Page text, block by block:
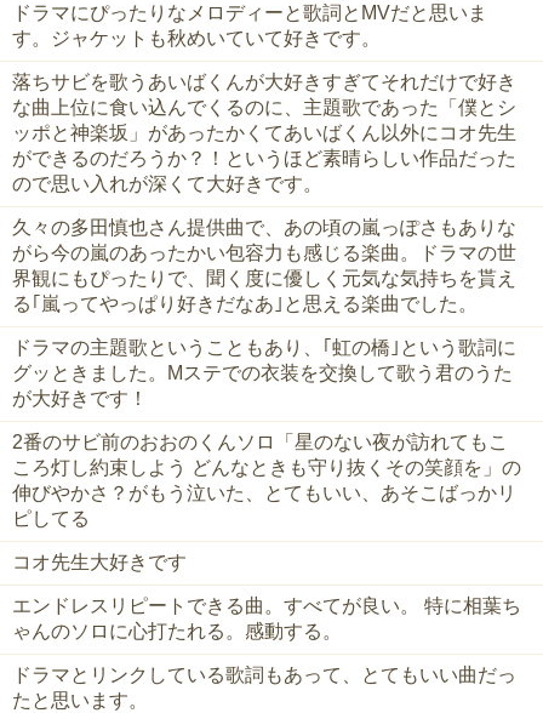
ドラマにぴったりなメロディーと歌詞とMVだと思いま
す。ジャケットも秋めいていて好きです。
落ちサビを歌うあいばくんが大好きすぎてそれだけで好き
な曲上位に食い込んでくるのに、主題歌であった「僕とシ
ッポと神楽坂」があったかくてあいばくん以外にコオ先生
ができるのだろうか？！というほど素晴らしい作品だった
ので思い入れが深くて大好きです。
久々の多田慎也さん提供曲で、あの頃の嵐っぽさもありな
がら今の嵐のあったかい包容力も感じる楽曲。ドラマの世
界観にもぴったりで、聞く度に優しく元気な気持ちを貰え
る｢嵐ってやっぱり好きだなあ｣と思える楽曲でした。
ドラマの主題歌ということもあり、｢虹の橋｣という歌詞に
グッときました。Mステでの衣装を交換して歌う君のうた
が大好きです！
2番のサビ前のおおのくんソロ「星のない夜が訪れてもこ
ころ灯し約束しよう どんなときも守り抜くその笑顔を」の
伸びやかさ？がもう泣いた、とてもいい、あそこばっかリ
ピしてる
コオ先生大好きです
エンドレスリピートできる曲。すべてが良い。 特に相葉ち
ゃんのソロに心打たれる。感動する。
ドラマとリンクしている歌詞もあって、とてもいい曲だっ
たと思います。